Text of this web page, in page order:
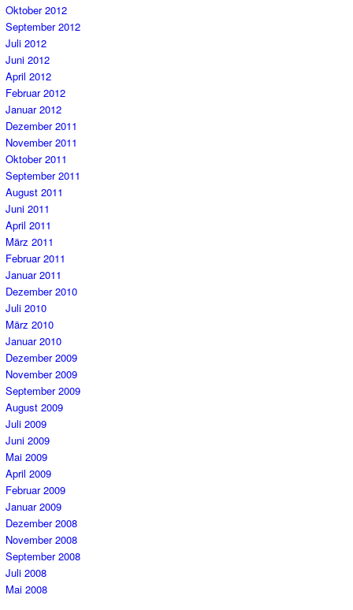
Oktober 2012
September 2012
Juli 2012
Juni 2012
April 2012
Februar 2012
Januar 2012
Dezember 2011
November 2011
Oktober 2011
September 2011
August 2011
Juni 2011
April 2011
März 2011
Februar 2011
Januar 2011
Dezember 2010
Juli 2010
März 2010
Januar 2010
Dezember 2009
November 2009
September 2009
August 2009
Juli 2009
Juni 2009
Mai 2009
April 2009
Februar 2009
Januar 2009
Dezember 2008
November 2008
September 2008
Juli 2008
Mai 2008